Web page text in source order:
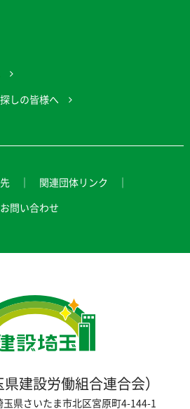
しの皆様へ
関連団体リンク
お問い合わせ
建設労働組合連合会）
県さいたま市北区宮原町4-144-1